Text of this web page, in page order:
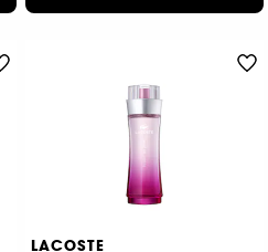
LACOSTE